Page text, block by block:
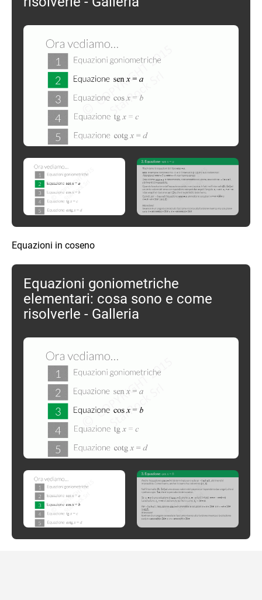
Equazioni in coseno
Equazioni goniometriche
elementari: cosa sono e come
risolverle - Galleria